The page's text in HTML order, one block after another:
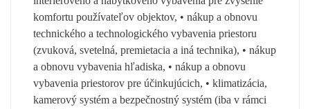
komfortu používateľov objektov, • nákup a obnovu
technického a technologického vybavenia priestoru
(zvuková, svetelná, premietacia a iná technika), • nákup
a obnovu vybavenia hľadiska, • nákup a obnovu
vybavenia priestorov pre účinkujúcich, • klimatizácia,
kamerový systém a bezpečnostný systém (iba v rámci